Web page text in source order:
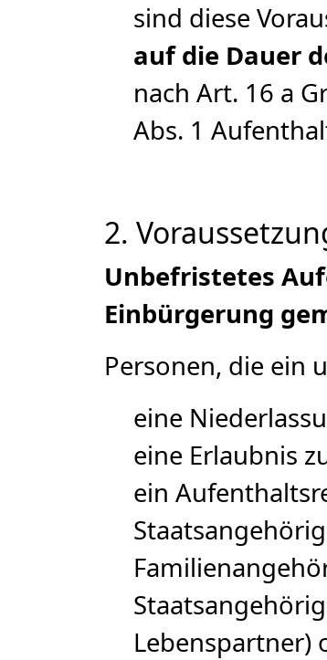
sind diese
auf die Dauer
nach Art. 16 a
Abs. 1
2.
Unbefristetes
Einbürgerung
Personen, die ein
eine
eine Erlaubnis
ein
Lebenspartner)